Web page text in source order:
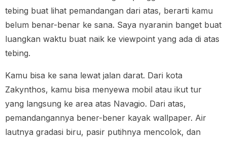
tebing buat lihat pemandangan dari atas, berarti kamu
belum benar-benar ke sana. Saya nyaranin banget buat
luangkan waktu buat naik ke viewpoint yang ada di atas
tebing.
Kamu bisa ke sana lewat jalan darat. Dari kota
Zakynthos, kamu bisa menyewa mobil atau ikut tur
yang langsung ke area atas Navagio. Dari atas,
pemandangannya bener-bener kayak wallpaper. Air
lautnya gradasi biru, pasir putihnya mencolok, dan